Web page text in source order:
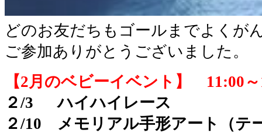
どのお友だちもゴールまでよくが
ご参加ありがとうございました。
【2月のベビーイベント】 11:00
２/3 ハイハイレース
２/10 メモリアル手形アート（テ